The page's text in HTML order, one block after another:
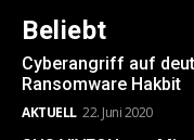
Beliebt
Cyberangriff auf
Ransomware Hakbit
AKTUELL 22. Juni 2020